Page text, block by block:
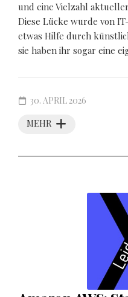
und eine Vielzahl
Diese Lücke wurde von
etwas Hilfe durch
sie haben ihr sogar eine
MEHR
30. APRIL 2026